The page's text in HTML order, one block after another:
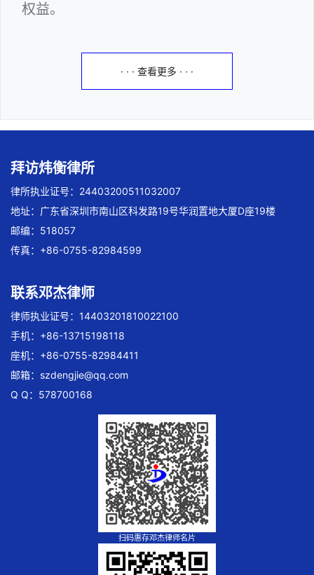
权益。
· · · 查看更多 · · ·
拜访炜衡律所
律所执业证号：24403200511032007
地址：广东省深圳市南山区科发路19号华润置地大厦D座19楼
邮编：518057
传真：+86-0755-82984599
联系邓杰律师
律师执业证号：14403201810022100
手机：+86-13715198118
座机：+86-0755-82984411
邮箱： szdengjie@qq.com
Q Q：578700168
扫码惠存邓杰律师名片